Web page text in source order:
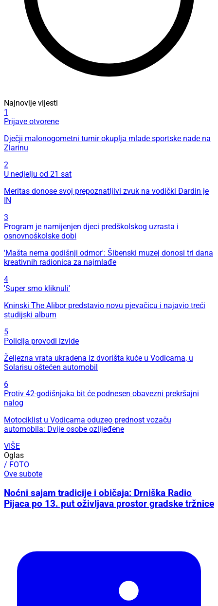
Najnovije vijesti
1
Prijave otvorene
Dječji malonogometni turnir okuplja mlade sportske nade na
Zlarinu
2
U nedjelju od 21 sat
Meritas donose svoj prepoznatljivi zvuk na vodički Đardin je
IN
3
Program je namijenjen djeci predškolskog uzrasta i
osnovnoškolske dobi
'Mašta nema godišnji odmor': Šibenski muzej donosi tri dana
kreativnih radionica za najmlađe
4
'Super smo kliknuli'
Kninski The Alibor predstavio novu pjevačicu i najavio treći
studijski album
5
Policija provodi izvide
Željezna vrata ukradena iz dvorišta kuće u Vodicama, u
Solarisu oštećen automobil
6
Protiv 42-godišnjaka bit će podnesen obavezni prekršajni
nalog
Motociklist u Vodicama oduzeo prednost vozaču
automobila: Dvije osobe ozlijeđene
VIŠE
Oglas
/ FOTO
Ove subote
Noćni sajam tradicije i običaja: Drniška Radio
Pijaca po 13. put oživljava prostor gradske tržnice